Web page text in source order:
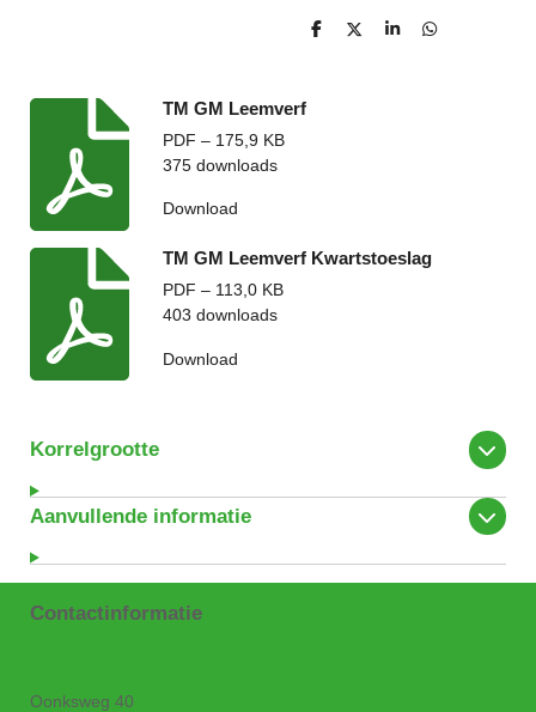
D
D
S
D
TM GM Leemverf
PDF – 175,9 KB
375 downloads
Download
TM GM Leemverf Kwartstoeslag
PDF – 113,0 KB
403 downloads
Download
Korrelgrootte
Aanvullende informatie
Contactinformatie
Oonksweg 40